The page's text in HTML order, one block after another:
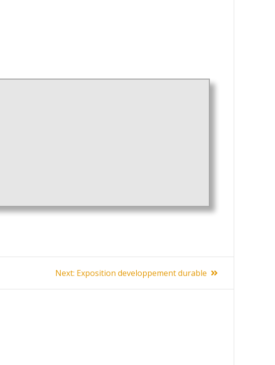
Next: Next
Exposition developpement durable